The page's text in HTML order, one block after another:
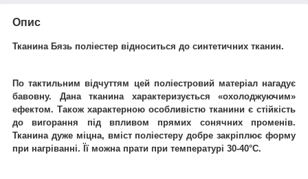
Опис
Тканина Бязь поліестер відноситься до синтетичних тканин.
По тактильним відчуттям цей поліестровий матеріал нагадує
бавовну. Дана тканина характеризується «охолоджуючим»
ефектом. Також характерною особливістю тканини є стійкість
до вигорання під впливом прямих сонячних променів.
Тканина дуже міцна, вміст поліестеру добре закріплює форму
при нагріванні. Її можна прати при температурі 30-40°C.